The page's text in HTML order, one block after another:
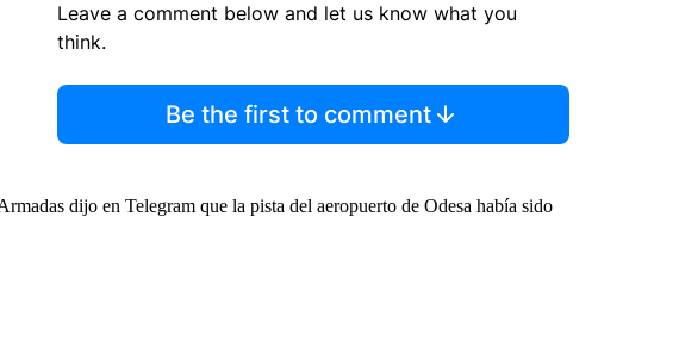
Leave a comment below and let us know what you
think.
Be the first to comment
dijo en Telegram que la pista del aeropuerto de Odesa había sido